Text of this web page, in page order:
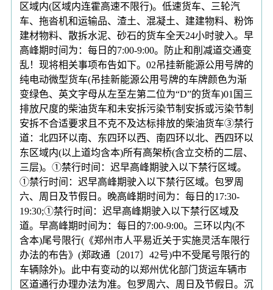
区域内(区域内连霍高速不限行)。低速货车、三轮汽
车、拖沓机和运输品、渣土、混凝土、建建物料、粉饰
建材物料、散拆水泥、砂石的货车全天24小时驶入。早
高峰期时间为：每日的7:00-9:00。防止和削减道交通变
乱！现将相关事项布告如下。02吊挂新能源公用号牌的
纯电动微型货车(吊挂新能源公用号牌的车牌颜色为渐
变绿色、英文字母从左至左第二位为“D”的货车)01国三
排放尺度的柴油货车和未安拆污染节制安拆或污染节制
安拆不合适要求且不克不及达标排放的柴油货车③禁行
道：北四环以南、东四环以西、南四环以北、西四环以
东区域内(以上道均含本)所有高架桥(含立交桥的二层、
三层)。①禁行时间：迟早高峰期驶入以下禁行区域。
①禁行时间：迟早高峰期驶入以下禁行区域。包罗周
六、周日及节假日。晚高峰期时间为：每日的17:30-
19:30;①禁行时间：迟早高峰期驶入以下禁行区域及
道。早高峰期时间为：每日的7:00-9:00。三环以内(不
含本)尾号限行(《郑州市人平易近关于实施灵活车限行
办法的布告》(郑政通〔2017〕42号)中不受尾号限行的
车辆除外)。此中有变动的以郑州优化部门货运车辆市
区道通行办理办法为准。包罗周六、周日及节假日。沉